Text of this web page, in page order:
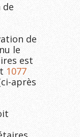
de
de
le
est
1077
après